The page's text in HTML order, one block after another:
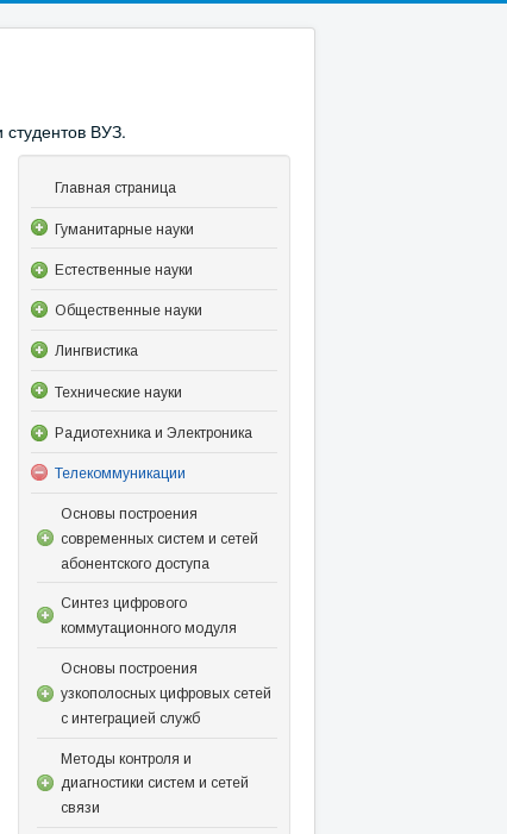
ВУЗ.
Главная страница
Гуманитарные науки
Естественные науки
Общественные науки
Лингвистика
Технические науки
Радиотехника и Электроника
Телекоммуникации
Основы построения
современных систем и сетей
абонентского доступа
Синтез цифрового
коммутационного модуля
Основы построения
узкополосных цифровых сетей
с интеграцией служб
Методы контроля и
диагностики систем и сетей
связи